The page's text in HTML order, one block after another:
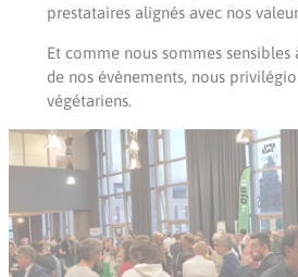
prestataires alignés avec nos
Et comme nous sommes sensibles
de nos évènements, nous
végétariens.